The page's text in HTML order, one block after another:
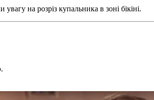
увагу на розріз купальника в зоні бікіні.